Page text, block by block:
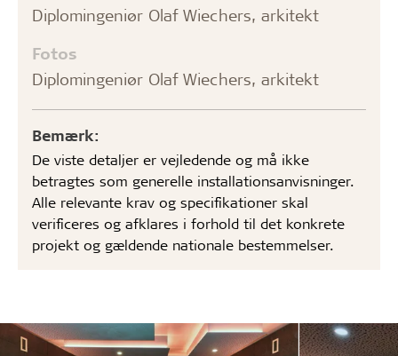
Diplomingeniør Olaf Wiechers, arkitekt
Fotos
Diplomingeniør Olaf Wiechers, arkitekt
Bemærk:
De viste detaljer er vejledende og må ikke
betragtes som generelle installationsanvisninger.
Alle relevante krav og specifikationer skal
verificeres og afklares i forhold til det konkrete
projekt og gældende nationale bestemmelser.